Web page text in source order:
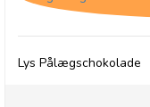
Lys Pålægschokolade